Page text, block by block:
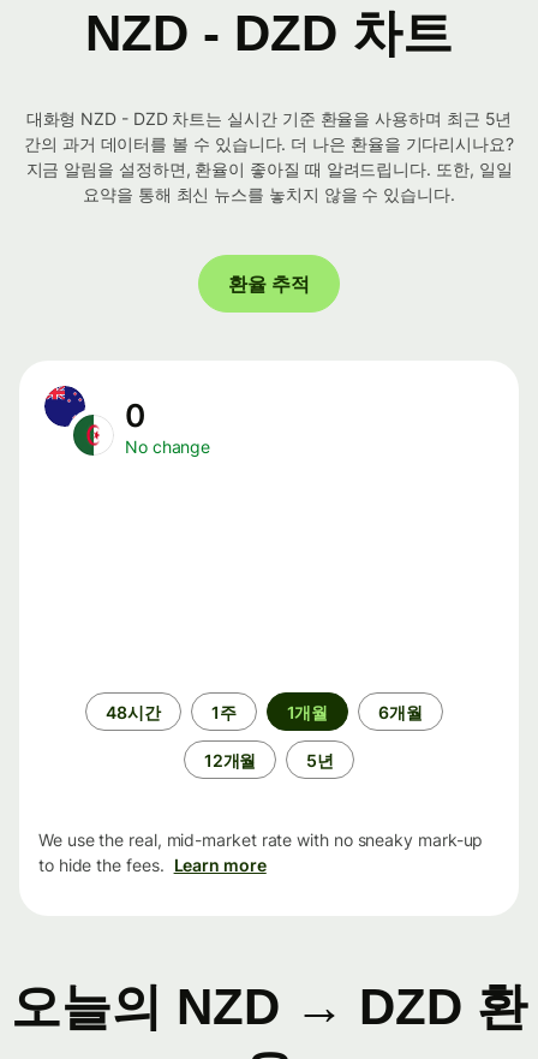
NZD - DZD 차트
대화형 NZD - DZD 차트는 실시간 기준 환율을 사용하며 최근 5년
간의 과거 데이터를 볼 수 있습니다. 더 나은 환율을 기다리시나요?
지금 알림을 설정하면, 환율이 좋아질 때 알려드립니다. 또한, 일일
요약을 통해 최신 뉴스를 놓치지 않을 수 있습니다.
환율 추적
0
No change
48시간 1주 1개월 6개월
12개월 5년
We use the real, mid-market rate with no sneaky mark-up
to hide the fees. Learn more
오늘의 NZD → DZD 환